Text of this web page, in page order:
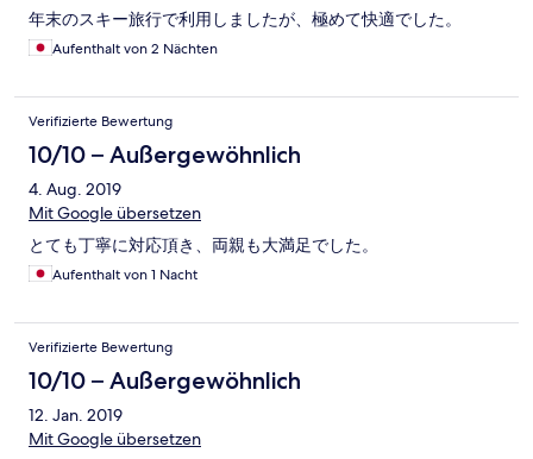
年末のスキー旅行で利用しましたが、極めて快適でした。
Aufenthalt von 2 Nächten
Verifizierte Bewertung
10/10 – Außergewöhnlich
4. Aug. 2019
Mit Google übersetzen
とても丁寧に対応頂き、両親も大満足でした。
Aufenthalt von 1 Nacht
Verifizierte Bewertung
10/10 – Außergewöhnlich
12. Jan. 2019
Mit Google übersetzen